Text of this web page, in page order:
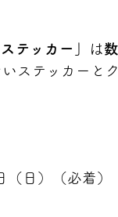
テッカー」 は
ステッカーと
日）（必着）